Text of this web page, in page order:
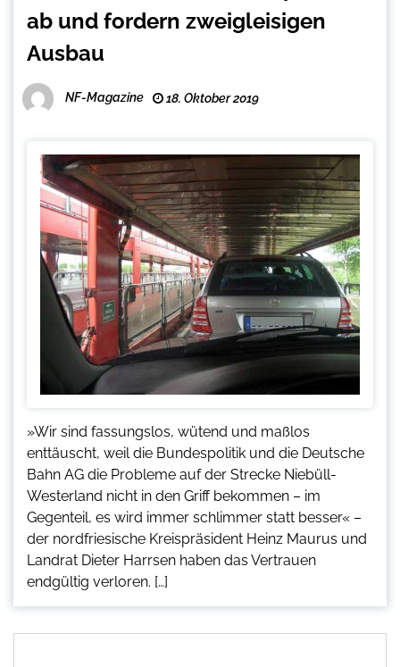
ab und fordern zweigleisigen
Ausbau
NF-Magazine 18. Oktober 2019
»Wir sind fassungslos, wütend und maßlos
enttäuscht, weil die Bundespolitik und die Deutsche
Bahn AG die Probleme auf der Strecke Niebüll-
Westerland nicht in den Griff bekommen – im
Gegenteil, es wird immer schlimmer statt besser« –
der nordfriesische Kreispräsident Heinz Maurus und
Landrat Dieter Harrsen haben das Vertrauen
endgültig verloren. […]